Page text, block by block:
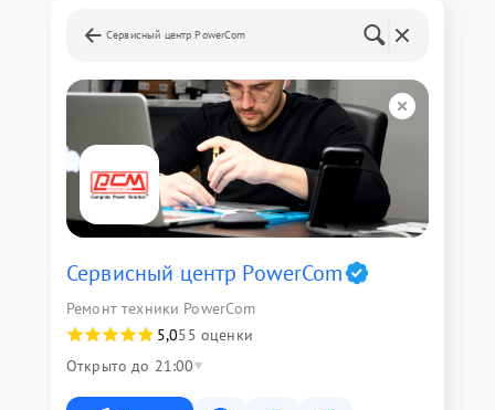
Сервисный центр PowerCom
Сервисный центр PowerCom
Ремонт техники PowerCom
5,055 оценки
Открыто до 21:00